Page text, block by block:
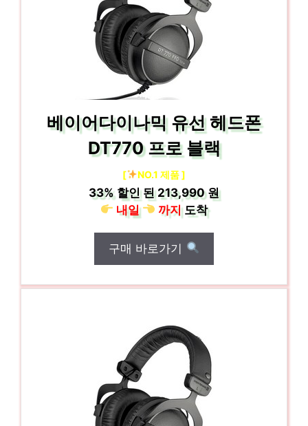
베이어다이나믹 유선 헤드폰
DT770 프로 블랙
[ NO.1 제품 ]
33% 할인 된213,990 원
내일
까지도착
구매 바로가기